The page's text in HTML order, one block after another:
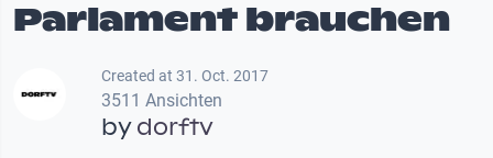
Parlament brauchen
Created at 31. Oct. 2017
3511 Ansichten
bydorftv